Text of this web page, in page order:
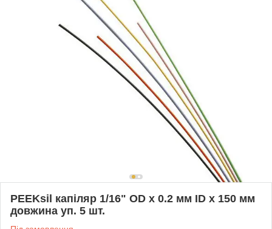
PEEKsil капіляр 1/16" OD x 0.2 мм ID x 150 мм
довжина уп. 5 шт.